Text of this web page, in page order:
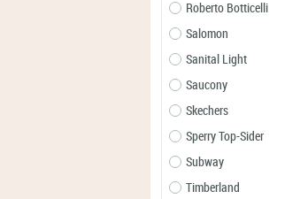
Roberto Botticelli
Salomon
Sanital Light
Saucony
Skechers
Sperry Top-Sider
Subway
Timberland